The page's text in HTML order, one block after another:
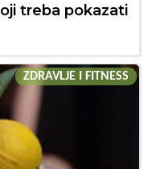
treba pokazati
ZDRAVLJE I FITNESS